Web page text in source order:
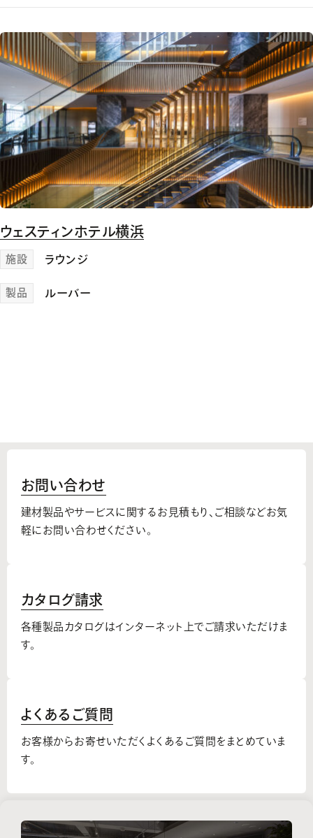
ウェスティンホテル横浜
施設 ラウンジ
製品 ルーバー
お問い合わせ
建材製品やサービスに関するお見積もり、 ご相談などお気
軽にお問い合わせください。
カタログ請求
各種製品カタログはインターネット上でご請求いただけま
す。
よくあるご質問
お客様からお寄せいただくよくあるご質問をまとめていま
す。